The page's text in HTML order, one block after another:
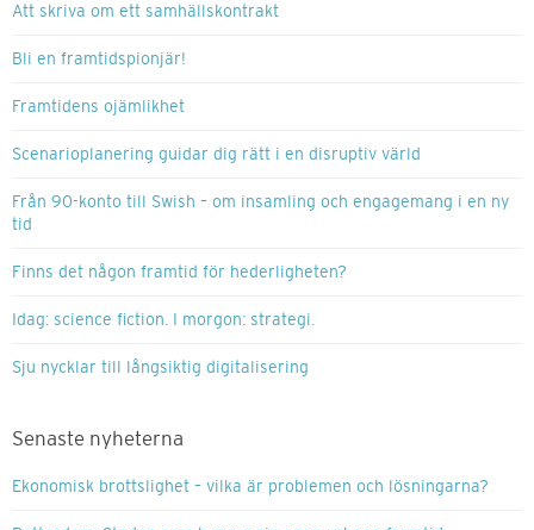
Att skriva om ett samhällskontrakt
Bli en framtidspionjär!
Framtidens ojämlikhet
Scenarioplanering guidar dig rätt i en disruptiv värld
Från 90-konto till Swish – om insamling och engagemang i en ny
tid
Finns det någon framtid för hederligheten?
Idag: science fiction. I morgon: strategi.
Sju nycklar till långsiktig digitalisering
Senaste nyheterna
Ekonomisk brottslighet – vilka är problemen och lösningarna?